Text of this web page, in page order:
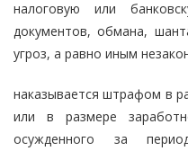
налоговую или
документов, обмана,
угроз, а равно иным
наказывается штрафом в
или в размере
осужденного за